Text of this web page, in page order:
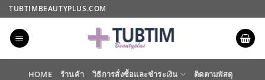
ข้าม
ไป
เนื้อหา
TUBTIMBEAUTYPLUS.COM
HOME ร้านค้า วิธีการสั่งซื้อและชำระเงิน ติดตามพัสดุ